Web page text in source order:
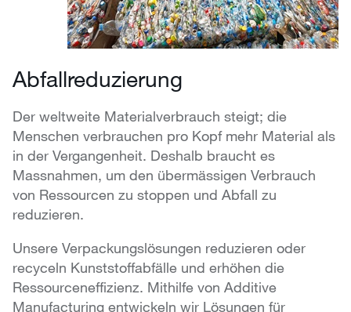
Abfallreduzierung
Der weltweite Materialverbrauch steigt; die
Menschen verbrauchen pro Kopf mehr Material als
in der Vergangenheit. Deshalb braucht es
Massnahmen, um den übermässigen Verbrauch
von Ressourcen zu stoppen und Abfall zu
reduzieren.
Unsere Verpackungslösungen reduzieren oder
recyceln Kunststoffabfälle und erhöhen die
Ressourceneffizienz. Mithilfe von Additive
Manufacturing entwickeln wir Lösungen für